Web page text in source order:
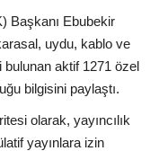
Başkanı Ebubekir
uydu, kablo ve
bulunan aktif 1271 özel
bilgisini paylaştı.
olarak, yayıncılık
yayınlara izin